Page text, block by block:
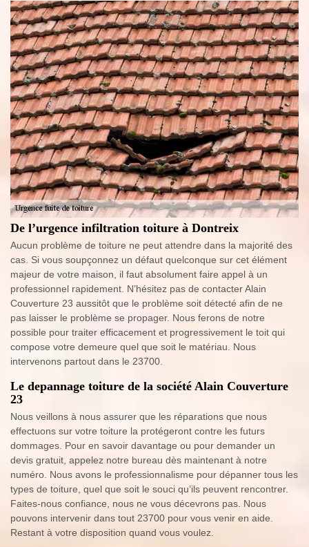
De l’urgence infiltration toiture à Dontreix
Aucun problème de toiture ne peut attendre dans la majorité des
cas. Si vous soupçonnez un défaut quelconque sur cet élément
majeur de votre maison, il faut absolument faire appel à un
professionnel rapidement. N’hésitez pas de contacter Alain
Couverture 23 aussitôt que le problème soit détecté afin de ne
pas laisser le problème se propager. Nous ferons de notre
possible pour traiter efficacement et progressivement le toit qui
compose votre demeure quel que soit le matériau. Nous
intervenons partout dans le 23700.
Le depannage toiture de la société Alain Couverture
23
Nous veillons à nous assurer que les réparations que nous
effectuons sur votre toiture la protégeront contre les futurs
dommages. Pour en savoir davantage ou pour demander un
devis gratuit, appelez notre bureau dès maintenant à notre
numéro. Nous avons le professionnalisme pour dépanner tous les
types de toiture, quel que soit le souci qu’ils peuvent rencontrer.
Faites-nous confiance, nous ne vous décevrons pas. Nous
pouvons intervenir dans tout 23700 pour vous venir en aide.
Restant à votre disposition quand vous voulez.